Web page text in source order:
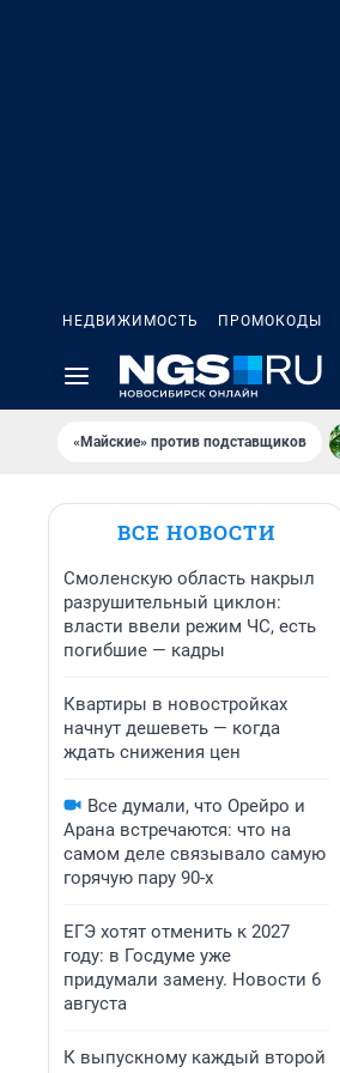
НЕДВИЖИМОСТЬ ПРОМОКОДЫ
«Майские» против подставщиков
ВСЕ НОВОСТИ
Смоленскую область накрыл
разрушительный циклон:
власти ввели режим ЧС, есть
погибшие — кадры
Квартиры в новостройках
начнут дешеветь — когда
ждать снижения цен
Все думали, что Орейро и
Арана встречаются: что на
самом деле связывало самую
горячую пару 90-х
ЕГЭ хотят отменить к 2027
году: в Госдуме уже
придумали замену. Новости 6
августа
К выпускному каждый второй